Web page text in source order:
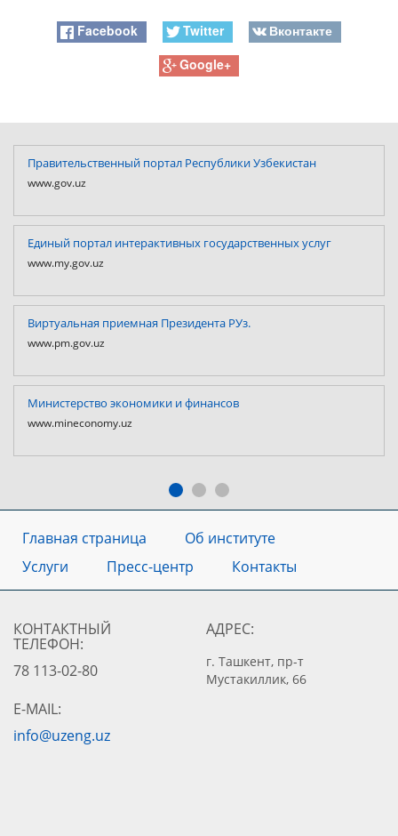
Facebook Twitter
Вконтакте
Google+
Правительственный портал Республики Узбекистан
www.gov.uz
Единый портал интерактивных государственных услуг
www.my.gov.uz
Виртуальная приемная Президента РУз.
www.pm.gov.uz
Министерство экономики и финансов
www.mineconomy.uz
Главная страница
Об институте
Услуги
Пресс-центр Контакты
КОНТАКТНЫЙ
ТЕЛЕФОН:
78 113-02-80
АДРЕС:
г. Ташкент, пр-т
Мустакиллик, 66
E-MAIL:
info@uzeng.uz